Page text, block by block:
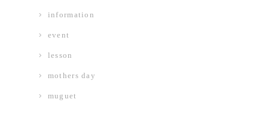
information
event
lesson
mothers day
muguet